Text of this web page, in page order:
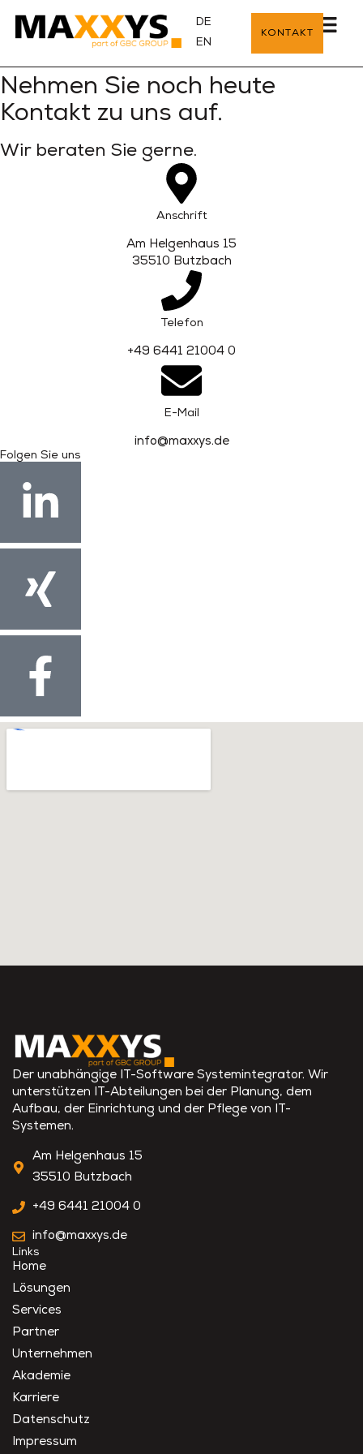
DE
EN
KONTAKT
Nehmen Sie noch heute
Kontakt zu uns auf.
Wir beraten Sie gerne.
Anschrift
Am Helgenhaus 15
35510 Butzbach
Telefon
+49 6441 21004 0
E-Mail
info@maxxys.de
Folgen Sie uns
Der unabhängige IT-Software Systemintegrator. Wir
unterstützen IT-Abteilungen bei der Planung, dem
Aufbau, der Einrichtung und der Pflege von IT-
Systemen.
Am Helgenhaus 15
35510 Butzbach
+49 6441 21004 0
info@maxxys.de
Links
Home
Lösungen
Services
Partner
Unternehmen
Akademie
Karriere
Datenschutz
Impressum